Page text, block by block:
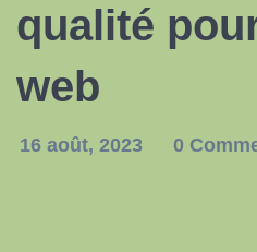
qualité
web
16 août, 2023 0